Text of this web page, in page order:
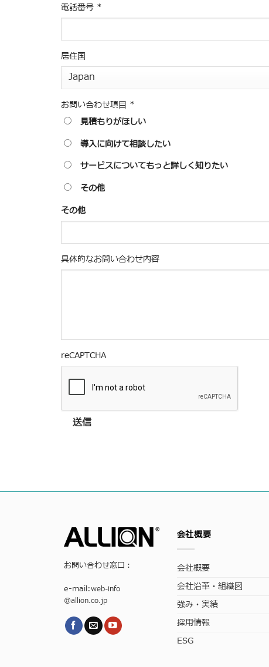
電話番号 *
居住国
お問い合わせ項目 *
見積もりがほしい
導入に向けて相談したい
サービスについてもっと詳しく知りたい
その他
その他
具体的なお問い合わせ内容
reCAPTCHA
送信
お問い合わせ窓口：
e-mail:web-info
@allion.co.jp
会社概要
会社概要
会社沿革・組織図
強み・実績
採用情報
ESG